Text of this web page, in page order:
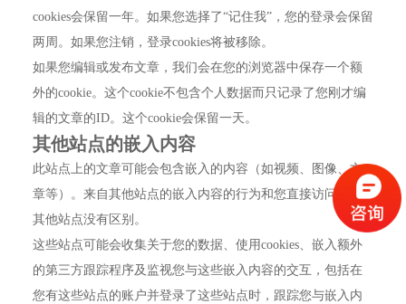
cookies会保留一年。如果您选择了“记住我”，您的登录会保留
两周。如果您注销，登录cookies将被移除。
如果您编辑或发布文章，我们会在您的浏览器中保存一个额
外的cookie。这个cookie不包含个人数据而只记录了您刚才编
辑的文章的ID。这个cookie会保留一天。
其他站点的嵌入内容
此站点上的文章可能会包含嵌入的内容（如视频、图像、文
章等）。来自其他站点的嵌入内容的行为和您直接访问这些
其他站点没有区别。
这些站点可能会收集关于您的数据、使用cookies、嵌入额外
的第三方跟踪程序及监视您与这些嵌入内容的交互，包括在
您有这些站点的账户并登录了这些站点时，跟踪您与嵌入内